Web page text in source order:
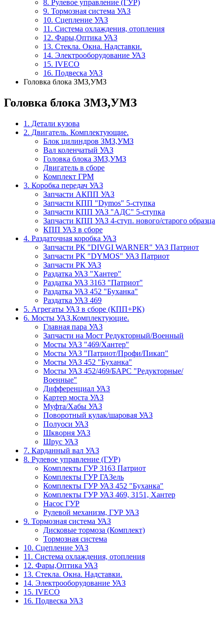
8. Рулевое управление (ГУР)
9. Тормозная система УАЗ
10. Сцепление УАЗ
11. Система охлаждения, отопления
12. Фары,Оптика УАЗ
13. Стекла. Окна. Надставки.
14. Электрооборудование УАЗ
15. IVECO
16. Подвеска УАЗ
Головка блока ЗМЗ,УМЗ
Головка блока ЗМЗ,УМЗ
1. Детали кузова
2. Двигатель. Комплектующие.
Блок цилиндров ЗМЗ,УМЗ
Вал коленчатый УАЗ
Головка блока ЗМЗ,УМЗ
Двигатель в сборе
Комплект ГРМ
3. Коробка передач УАЗ
Запчасти АКПП УАЗ
Запчасти КПП "Dymos" 5-ступка
Запчасти КПП УАЗ "АДС" 5-ступка
Запчасти КПП УАЗ 4-ступ. нового/старого образца
КПП УАЗ в сборе
4. Раздаточная коробка УАЗ
Запчасти РК "DIVGI WARNER" УАЗ Патриот
Запчасти РК "DYMOS" УАЗ Патриот
Запчасти РК УАЗ
Раздатка УАЗ "Хантер"
Раздатка УАЗ 3163 "Патриот"
Раздатка УАЗ 452 "Буханка"
Раздатка УАЗ 469
5. Агрегаты УАЗ в сборе (КПП+РК)
6. Мосты УАЗ.Комплектуюцие.
Главная пара УАЗ
Запчасти на Мост Редукторный/Военный
Мосты УАЗ "469/Хантер"
Мосты УАЗ "Патриот/Профи/Пикап"
Мосты УАЗ 452 "Буханка"
Мосты УАЗ 452/469/БАРС "Редукторные/
Военные"
Дифференциал УАЗ
Картер моста УАЗ
Муфта/Хабы УАЗ
Поворотный кулак/шаровая УАЗ
Полуоси УАЗ
Шкворня УАЗ
Шрус УАЗ
7. Карданный вал УАЗ
8. Рулевое управление (ГУР)
Комплекты ГУР 3163 Патриот
Комплекты ГУР ГАЗель
Комплекты ГУР УАЗ 452 "Буханка"
Комплекты ГУР УАЗ 469, 3151, Хантер
Насос ГУР
Рулевой механизм, ГУР УАЗ
9. Тормозная система УАЗ
Дисковые тормоза (Комплект)
Тормозная система
10. Сцепление УАЗ
11. Система охлаждения, отопления
12. Фары,Оптика УАЗ
13. Стекла. Окна. Надставки.
14. Электрооборудование УАЗ
15. IVECO
16. Подвеска УАЗ